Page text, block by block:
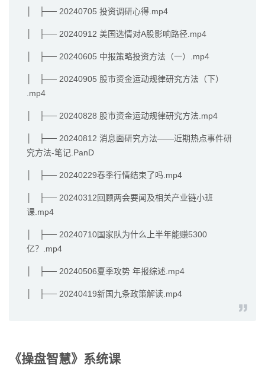
│ ├── 20240705 投资调研心得.mp4
│ ├── 20240912 美国选情对A股影响路径.mp4
│ ├── 20240605 中报策略投资方法（一）.mp4
│ ├── 20240905 股市资金运动规律研究方法（下）
.mp4
│ ├── 20240828 股市资金运动规律研究方法.mp4
│ ├── 20240812 消息面研究方法——近期热点事件研
究方法-笔记.PanD
│ ├── 20240229春季行情结束了吗.mp4
│ ├── 20240312回顾两会要闻及相关产业链小班
课.mp4
│ ├── 20240710国家队为什么上半年能赚5300
亿？.mp4
│ ├── 20240506夏季攻势 年报综述.mp4
│ ├── 20240419新国九条政策解读.mp4
《操盘智慧》系统课